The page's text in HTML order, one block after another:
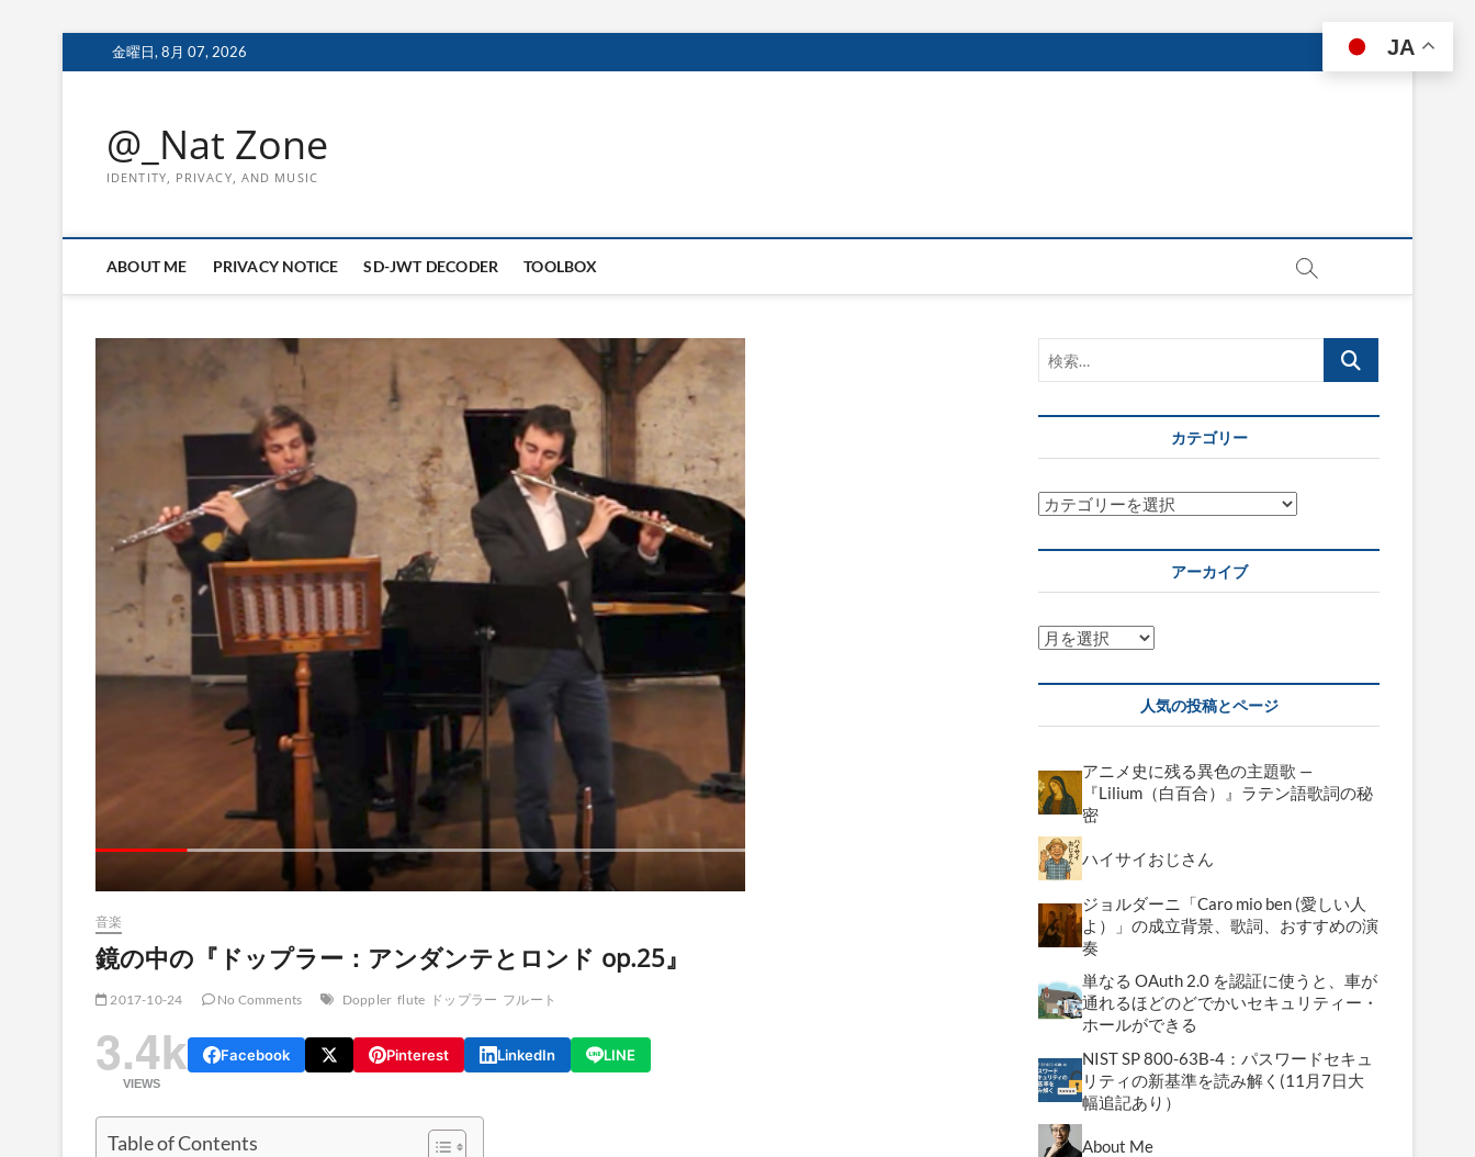
to
金曜日, 8月 07, 2026
@_Nat Zone
IDENTITY, PRIVACY, AND MUSIC
ABOUT ME PRIVACY NOTICE SD-JWT DECODER TOOLBOX
音楽
鏡の中の『ドップラー：アンダンテとロンド op.25』
2017-10-24 No Comments Doppler flute ドップラー フルート
3.4k
VIEWS
Facebook Pinterest LinkedIn LINE
Table of Contents
索…
カテゴリー
カ
ゴ
ー
アーカイブ
ア
カ
ブ
人気の投稿とページ
アニメ史に残る異色の主題歌 —
『Lilium（白百合）』ラテン語歌詞の秘
密
ハイサイおじさん
ジョルダーニ「Caro mio ben (愛しい人
よ）」の成立背景、歌詞、おすすめの演
奏
単なる OAuth 2.0 を認証に使うと、車が
通れるほどのどでかいセキュリティー・
ホールができる
NIST SP 800-63B-4：パスワードセキュ
リティの新基準を読み解く(11月7日大
幅追記あり）
About Me
JA